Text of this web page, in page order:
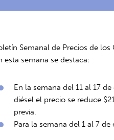
Semanal de Precios de
esta semana se destaca:
En la semana del 11 al 17
diésel el precio se reduce
previa.
Para la semana del 1 al 7